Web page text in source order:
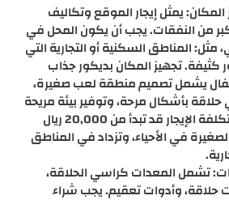
المكان: يمثل إيجار الموقع وتكاليف
من النفقات. يجب أن يكون المحل في
مثل: المناطق السكنية أو التجارية التي
تجهيز المكان بديكور جذاب
يشمل تصميم منطقة لعب صغيرة،
بأشكال مرحة، وتوفير بيئة مريحة
وآمنة للأطفال. تكلفة الإيجار قد تبدأ من 20,000 ريال
في الأحياء، وتزداد في المناطق
تشمل المعدات كراسي الحلاقة،
حلاقة، وأدوات تعقيم. يجب شراء